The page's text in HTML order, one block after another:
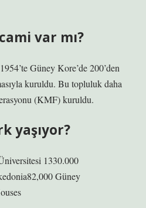
var mı?
Güney Kore’de 200’den
kuruldu. Bu topluluk daha
(KMF) kuruldu.
yaşıyor?
1330.000
Güney